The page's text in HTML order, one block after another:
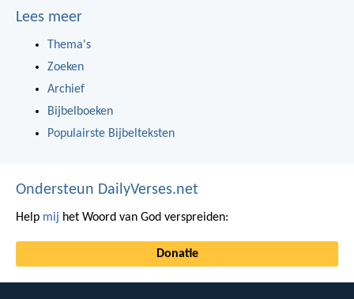
Lees meer
Thema's
Zoeken
Archief
Bijbelboeken
Populairste Bijbelteksten
Ondersteun DailyVerses.net
Help mij het Woord van God verspreiden:
Donatie